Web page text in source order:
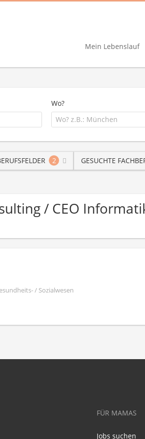
Mein Lebenslauf
Wo?
2 GESUCHTE
/ CEO
/ Sozialwesen
FÜR MAMAS
Jobs suchen